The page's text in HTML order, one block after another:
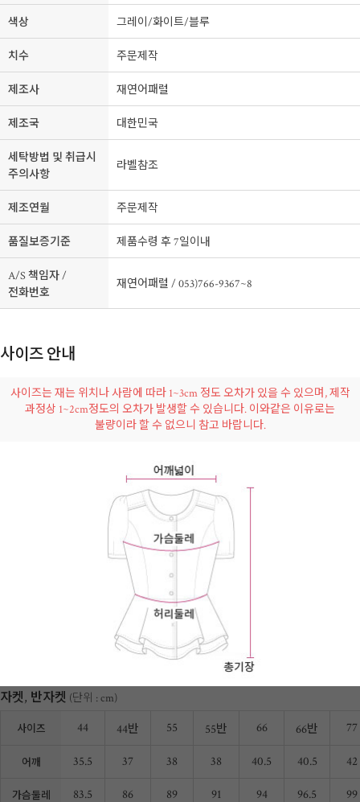
색상 그레이/화이트/블루
치수 주문제작
제조사 재연어패럴
제조국 대한민국
세탁방법 및 취급시
주의사항
라벨참조
제조연월 주문제작
품질보증기준 제품수령 후 7일이내
A/S 책임자 /
전화번호
재연어패럴 / 053)766-9367~8
사이즈 안내
사이즈는 재는 위치나 사람에 따라 1~3cm 정도 오차가 있을 수 있으며, 제작
과정상 1~2cm정도의 오차가 발생할 수 있습니다. 이와같은 이유로는
불량이라 할 수 없으니 참고 바랍니다.
자켓, 반자켓 (단위 : cm)
사이즈 44 44반 55 55반 66 66반 77
어깨 35.5 37 38 38 40.5 40.5 42
가슴둘레 83.5 86 89 91 94 96.5 99